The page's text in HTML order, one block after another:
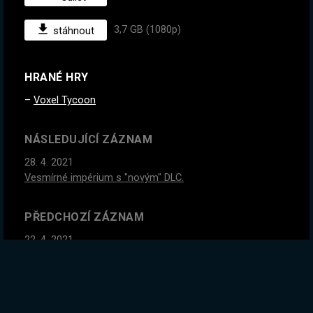
stáhnout 3,7 GB (1080p)
HRANÉ HRY
Voxel Tycoon
NÁSLEDUJÍCÍ ZÁZNAM
28. 4. 2021
Vesmírné impérium s "novým" DLC.
PŘEDCHOZÍ ZÁZNAM
22. 4. 2021